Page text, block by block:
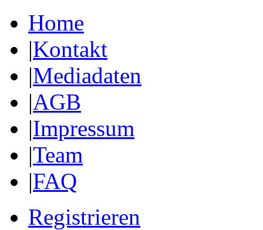
Home
|Kontakt
|Mediadaten
|AGB
|Impressum
|Team
|FAQ
Registrieren